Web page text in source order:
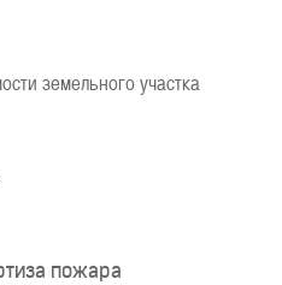
земельного участка
пожара